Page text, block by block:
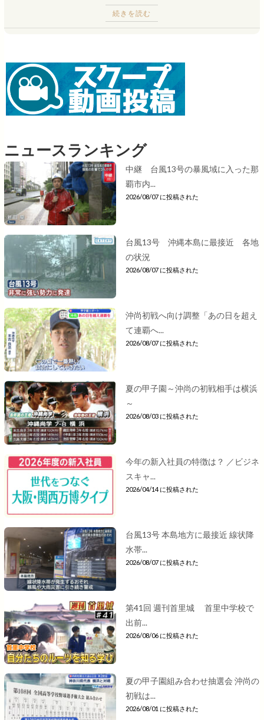
続きを読む
ニュースランキング
中継 台風13号の暴風域に入った那
覇市内...
2026/08/07 に投稿された
台風13号 沖縄本島に最接近 各地
の状況
2026/08/07 に投稿された
沖尚初戦へ向け調整「あの日を超え
て連覇へ...
2026/08/07 に投稿された
夏の甲子園～沖尚の初戦相手は横浜
～
2026/08/03 に投稿された
今年の新入社員の特徴は？ ／ビジネ
スキャ...
2026/04/14 に投稿された
台風13号 本島地方に最接近 線状降
水帯...
2026/08/07 に投稿された
第41回 週刊首里城 首里中学校で
出前...
2026/08/06 に投稿された
夏の甲子園組み合わせ抽選会 沖尚の
初戦は...
2026/08/01 に投稿された